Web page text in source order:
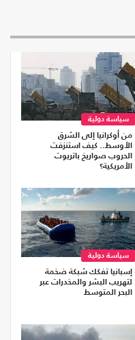
سياسة دولية
من أوكرانيا إلى الشرق
الأوسط.. كيف استنزفت
الحروب صواريخ باتريوت
الأمريكية؟
سياسة دولية
إسبانيا تفكك شبكة ضخمة
لتهريب البشر والمخدرات عبر
البحر المتوسط